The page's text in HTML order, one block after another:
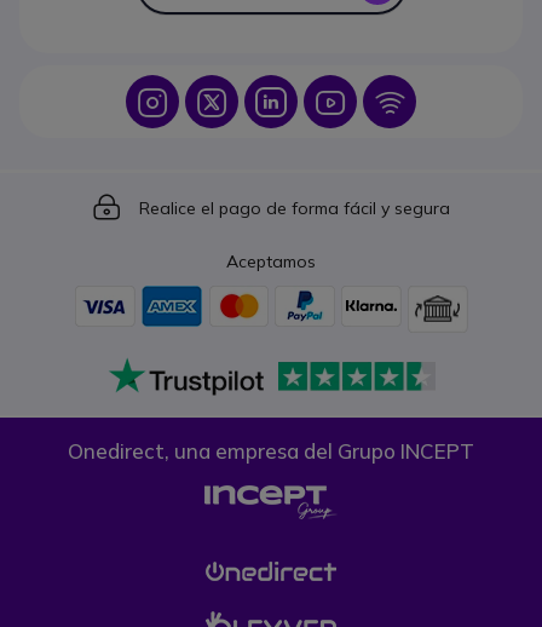
Icon IconIcon Icon Icon
Icon
Realice el pago de forma fácil y segura
Aceptamos
Onedirect, una empresa del Grupo INCEPT